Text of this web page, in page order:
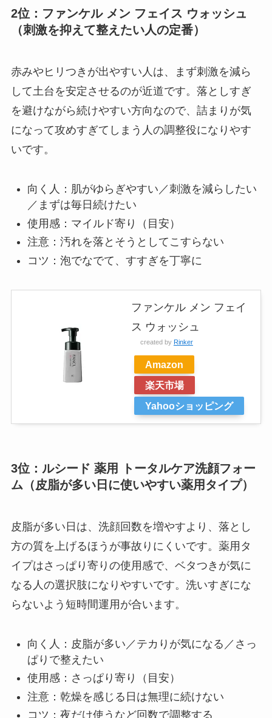
2位：ファンケル メン フェイス ウォッシュ
（刺激を抑えて整えたい人の定番）
赤みやヒリつきが出やすい人は、まず刺激を減ら
して土台を安定させるのが近道です。落としすぎ
を避けながら続けやすい方向なので、詰まりが気
になって攻めすぎてしまう人の調整役になりやす
いです。
向く人：肌がゆらぎやすい／刺激を減らしたい
／まずは毎日続けたい
使用感：マイルド寄り（目安）
注意：汚れを落とそうとしてこすらない
コツ：泡でなでて、すすぎを丁寧に
ファンケル メン フェイ
ス ウォッシュ
created by Rinker
Amazon
楽天市場
Yahooショッピング
3位：ルシード 薬用 トータルケア洗顔フォー
ム（皮脂が多い日に使いやすい薬用タイプ）
皮脂が多い日は、洗顔回数を増やすより、落とし
方の質を上げるほうが事故りにくいです。薬用タ
イプはさっぱり寄りの使用感で、ベタつきが気に
なる人の選択肢になりやすいです。洗いすぎにな
らないよう短時間運用が合います。
向く人：皮脂が多い／テカりが気になる／さっ
ぱりで整えたい
使用感：さっぱり寄り（目安）
注意：乾燥を感じる日は無理に続けない
コツ：夜だけ使うなど回数で調整する